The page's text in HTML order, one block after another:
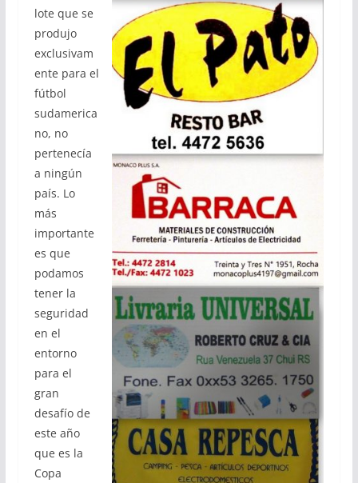
lote que se
produjo
exclusivam
ente para el
fútbol
sudamerica
no, no
pertenecía
a ningún
país. Lo
más
importante
es que
podamos
tener la
seguridad
en el
entorno
para el
gran
desafío de
este año
que es la
Copa